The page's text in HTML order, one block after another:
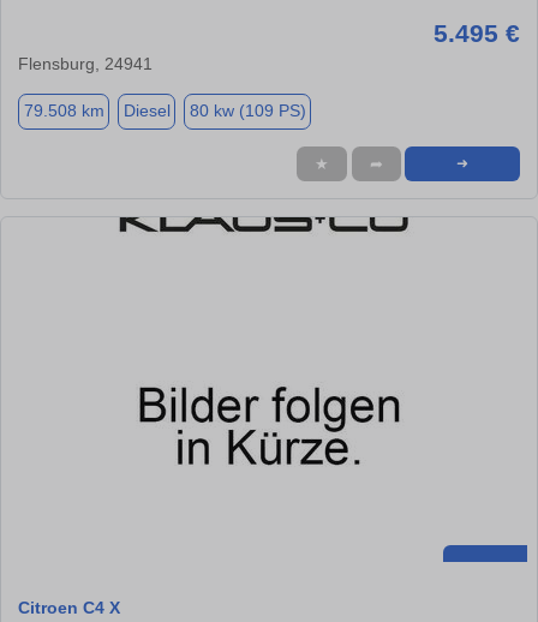
5.495 €
Flensburg, 24941
79.508 km Diesel 80 kw (109 PS)
★ ➦ ➜
Citroen C4 X